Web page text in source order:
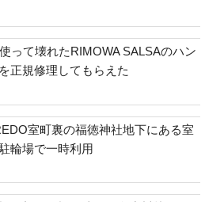
って壊れたRIMOWA SALSAのハン
正規修理してもらえた
室町裏の福徳神社地下にある室
輪場で一時利用